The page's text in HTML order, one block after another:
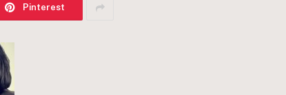
Pinterest